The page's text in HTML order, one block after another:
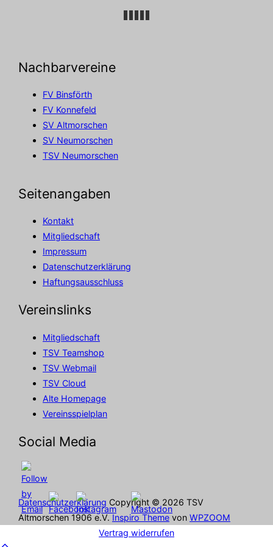
Nachbarvereine
FV Binsförth
FV Konnefeld
SV Altmorschen
SV Neumorschen
TSV Neumorschen
Seitenangaben
Kontakt
Mitgliedschaft
Impressum
Datenschutzerklärung
Haftungsausschluss
Vereinslinks
Mitgliedschaft
TSV Teamshop
TSV Webmail
TSV Cloud
Alte Homepage
Vereinsspielplan
Social Media
Datenschutzerklärung Copyright © 2026 TSV
Altmorschen 1906 e.V. Inspiro Theme von WPZOOM
Vertrag widerrufen